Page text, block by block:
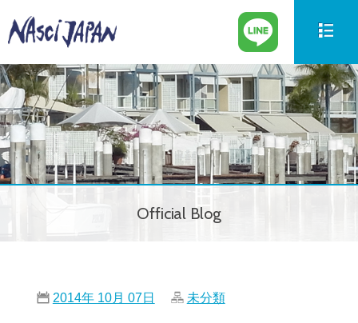
New Boat
新艇情報
Used Boat
中古艇情報
Parts
パーツ情報
Official Blog
2014年 10月 07日 未分類